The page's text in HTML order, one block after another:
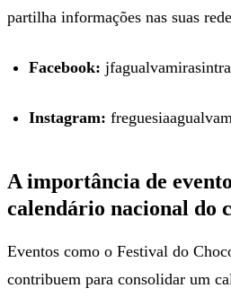
partilha informações nas suas
Facebook: jfagualvamirasintra
Instagram:
A importância de
calendário nacional do
Eventos como o Festival do
contribuem para consolidar um